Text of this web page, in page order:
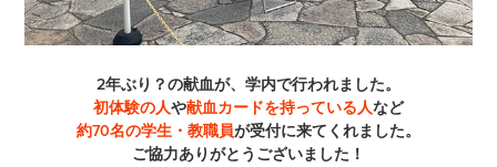
2年ぶり？の献血が、学内で行われました。
初体験の人や献血カードを持っている人など
約70名の学生・教職員が受付に来てくれました。
ご協力ありがとうございました！